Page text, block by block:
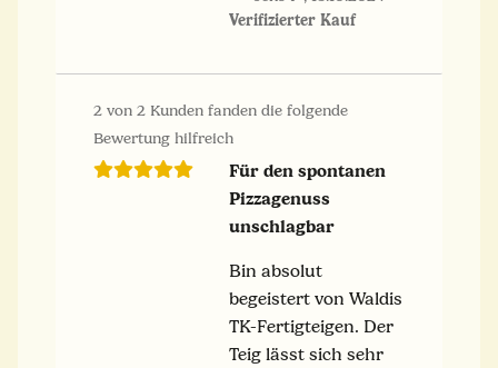
Verifizierter Kauf
2 von 2 Kunden fanden die folgende
Bewertung hilfreich
Für den spontanen
Pizzagenuss
unschlagbar
Bin absolut
begeistert von Waldis
TK-Fertigteigen. Der
Teig lässt sich sehr